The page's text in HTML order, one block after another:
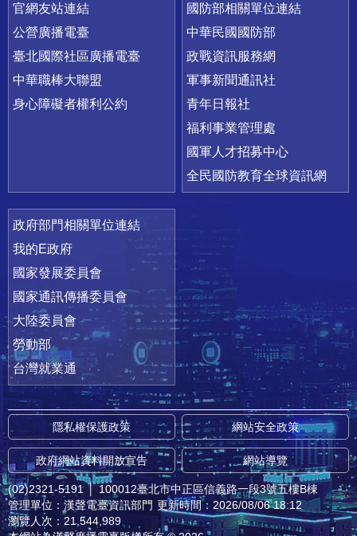
官網友站連結
公營廣播電臺
臺北國際社區廣播電臺
中華職棒大聯盟
身心障礙者權利公約
國防部相關單位連結
中華民國國防部
政戰資訊服務網
軍事新聞通訊社
青年日報社
福利事業管理處
國軍人才招募中心
全民國防教育全球資訊網
政府部門相關單位連結
我的E政府
國家發展委員會
國家通訊傳播委員會
大陸委員會
勞動部
台灣就業通
隱私權保護政策 網站安全政策
政府網站資料開放宣告 網站導覽
(02)2321-5191 │ 100012臺北市中正區信義路一段3號五樓B棟
管理單位：漢聲電臺資訊部門 更新時間：2026/08/06 18:12
瀏覽人次：21,544,989